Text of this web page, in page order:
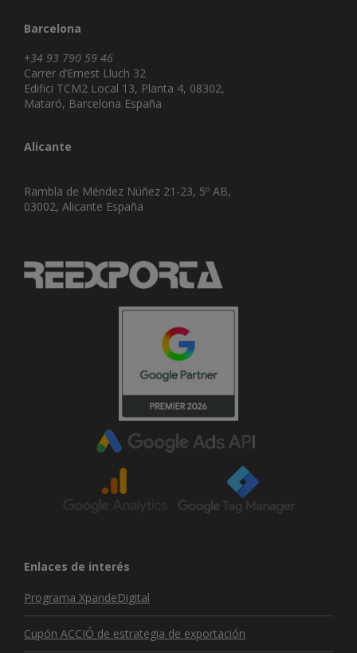
Barcelona
+34 93 790 59 46
Carrer d’Ernest Lluch 32
Edifici TCM2 Local 13, Planta 4, 08302,
Mataró, Barcelona España
Alicante
Rambla de Méndez Núñez 21-23, 5º AB,
03002, Alicante España
Enlaces de interés
Programa XpandeDigital
Cupón ACCIÓ de estrategia de exportación